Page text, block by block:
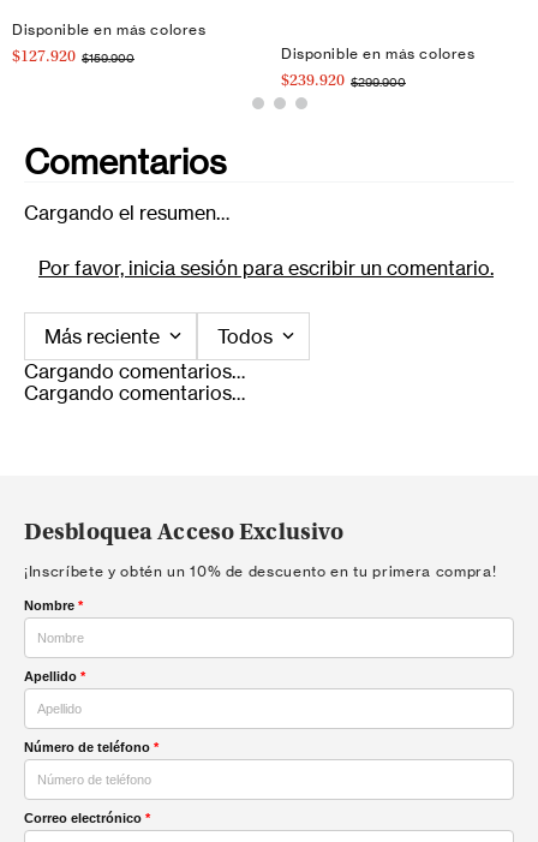
Disponible en más colores
$127.920 $159.900 Disponible en más colores
$239.920 $299.900
Comentarios
Cargando el resumen…
Por favor, inicia sesión para escribir un comentario.
Más reciente
Todos
Cargando comentarios…
Cargando comentarios…
Desbloquea Acceso Exclusivo
¡Inscríbete y obtén un 10% de descuento en tu primera compra!
Nombre *
Apellido *
Número de teléfono *
Correo electrónico *